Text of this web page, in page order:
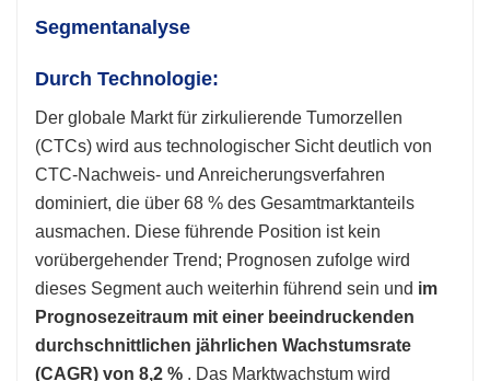
Segmentanalyse
Durch Technologie:
Der globale Markt für zirkulierende Tumorzellen
(CTCs) wird aus technologischer Sicht deutlich von
CTC-Nachweis- und Anreicherungsverfahren
dominiert, die über 68 % des Gesamtmarktanteils
ausmachen. Diese führende Position ist kein
vorübergehender Trend; Prognosen zufolge wird
dieses Segment auch weiterhin führend sein und im
Prognosezeitraum mit einer beeindruckenden
durchschnittlichen jährlichen Wachstumsrate
(CAGR) von 8,2 % . Das Marktwachstum wird